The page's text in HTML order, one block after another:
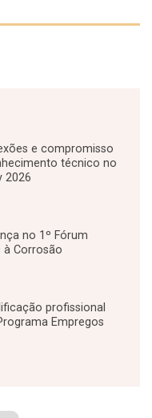
e compromisso
técnico no
2026
no 1º Fórum
à Corrosão
profissional
Empregos